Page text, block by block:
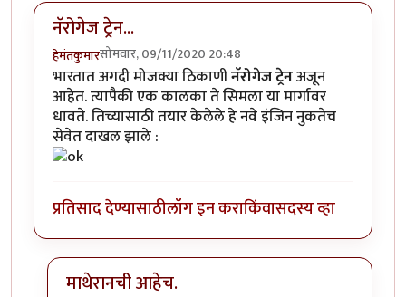
नॅरोगेज ट्रेन...
हेमंतकुमारसोमवार, 09/11/2020 20:48
भारतात अगदी मोजक्या ठिकाणीनॅरोगेज ट्रेनअजून
आहेत. त्यापैकी एक कालका ते सिमला या मार्गावर
धावते. तिच्यासाठी तयार केलेले हे नवे इंजिन नुकतेच
सेवेत दाखल झाले :
प्रतिसाद देण्यासाठीलॉग इन कराकिंवासदस्य व्हा
माथेरानची आहेच.